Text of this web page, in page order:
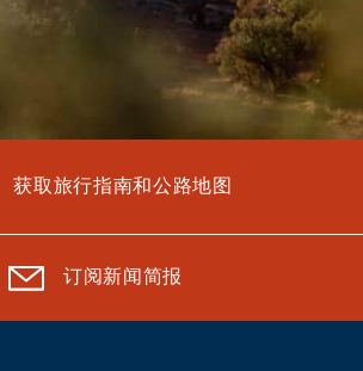
获取旅行指南和公路地图
订阅新闻简报